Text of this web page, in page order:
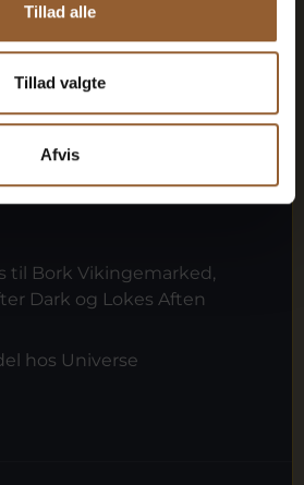
Tillad alle
Tillad valgte
Afvis
adgang til alle vores
til Bork Vikingemarked,
Dark og Lokes Aften
hos Universe